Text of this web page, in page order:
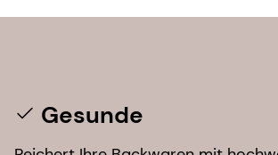
Gesunde